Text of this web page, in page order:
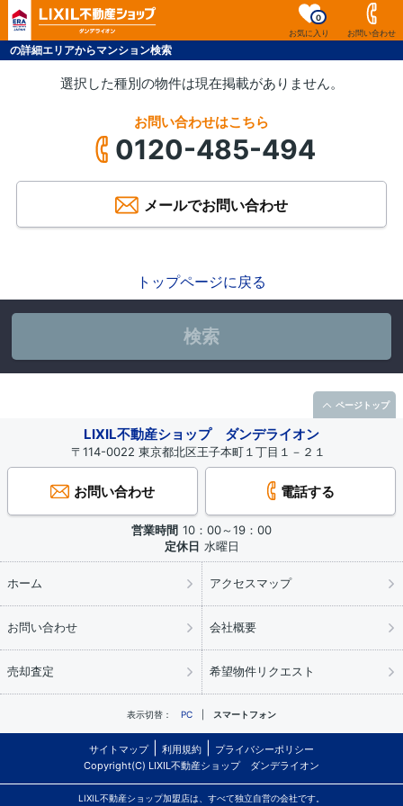
お気に入り
0
お問い合わせ
の詳細エリアからマンション検索
選択した種別の物件は現在掲載がありません。
お問い合わせはこちら
0120-485-494
メールでお問い合わせ
トップページに戻る
検索
LIXIL不動産ショップ ダンデライオン
〒114-0022 東京都北区王子本町１丁目１－２１
お問い合わせ 電話する
営業時間 10：00～19：00
定休日 水曜日
ホーム アクセスマップ
お問い合わせ 会社概要
売却査定 希望物件リクエスト
表示切替： PC スマートフォン
サイトマップ 利用規約
プライバシーポリシー
Copyright(C) LIXIL不動産ショップ ダンデライオン
LIXIL不動産ショップ加盟店は、すべて独立自営の会社です。
ページトップ